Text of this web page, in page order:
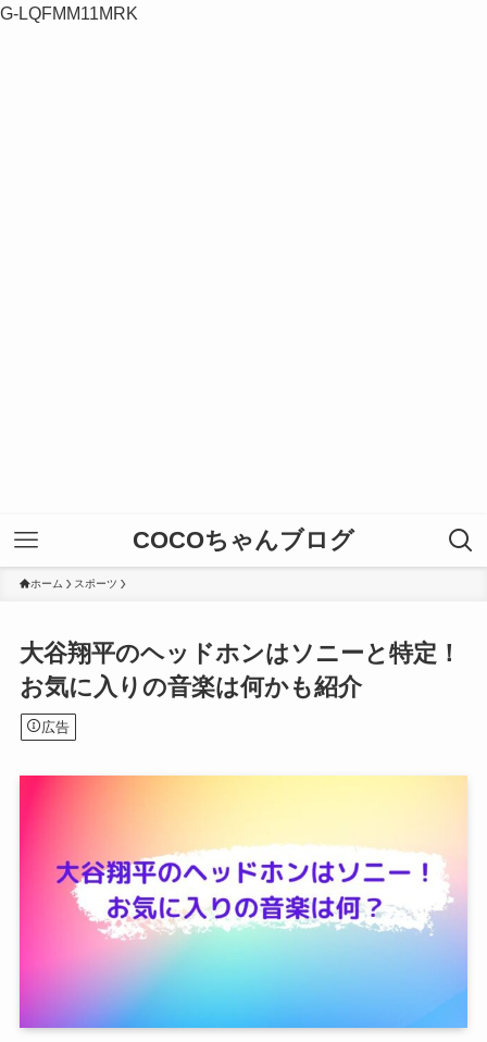
G-LQFMM11MRK
COCOちゃんブログ
ホーム スポーツ
大谷翔平のヘッドホンはソニーと特定！
お気に入りの音楽は何かも紹介
広告